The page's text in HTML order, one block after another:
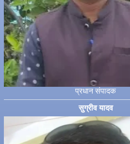
प्रधान संपादक
सुग्रीव यादव